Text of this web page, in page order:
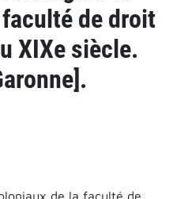
de droit
XIXe siècle.
de la faculté de